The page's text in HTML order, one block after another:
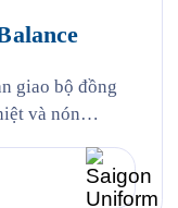
giao bộ đồng
và nón
hiệu thể
tại Boston,